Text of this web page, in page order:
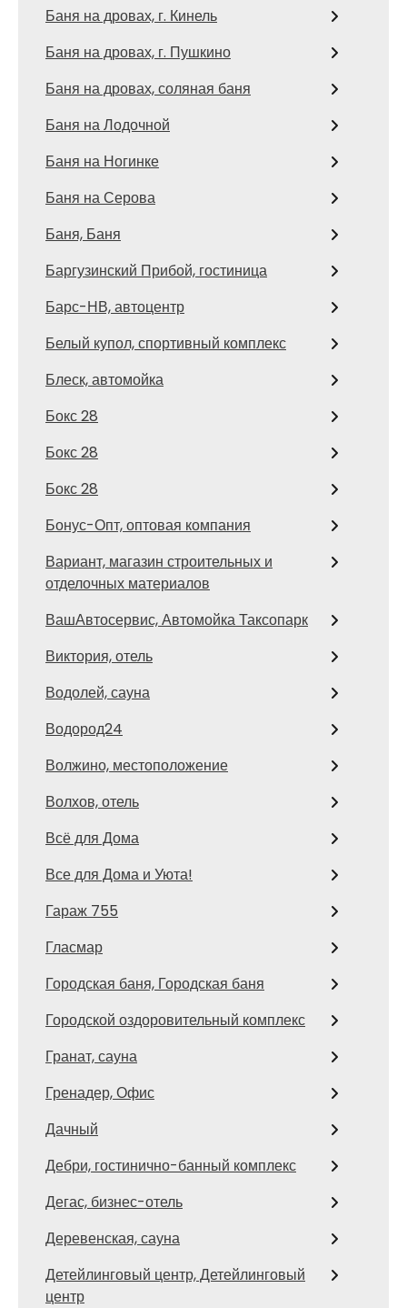
Баня на дровах, г. Кинель
Баня на дровах, г. Пушкино
Баня на дровах, соляная баня
Баня на Лодочной
Баня на Ногинке
Баня на Серова
Баня, Баня
Баргузинский Прибой, гостиница
Барс-НВ, автоцентр
Белый купол, спортивный комплекс
Блеск, автомойка
Бокс 28
Бокс 28
Бокс 28
Бонус-Опт, оптовая компания
Вариант, магазин строительных и
отделочных материалов
ВашАвтосервис, Автомойка Таксопарк
Виктория, отель
Водолей, сауна
Водород24
Волжино, местоположение
Волхов, отель
Всё для Дома
Все для Дома и Уюта!
Гараж 755
Гласмар
Городская баня, Городская баня
Городской оздоровительный комплекс
Гранат, сауна
Гренадер, Офис
Дачный
Дебри, гостинично-банный комплекс
Дегас, бизнес-отель
Деревенская, сауна
Детейлинговый центр, Детейлинговый
центр